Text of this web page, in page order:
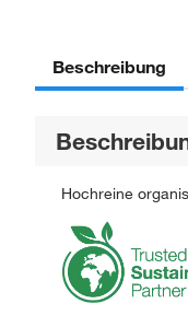
Beschreibung
Hochreine